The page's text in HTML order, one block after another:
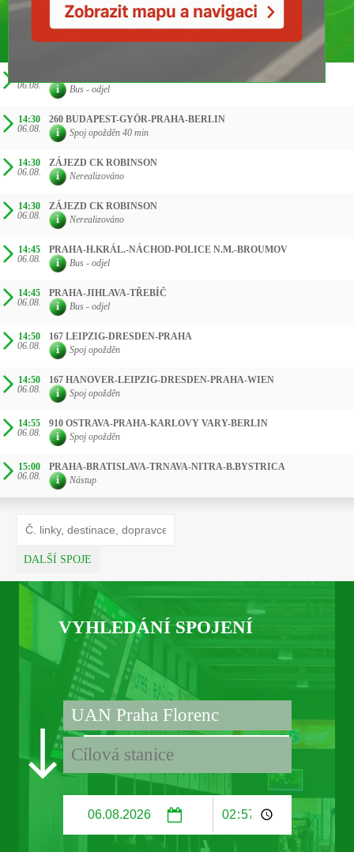
06.08.
Bus - odjel
14:30
06.08.
260 BUDAPEST-GYÖR-PRAHA-BERLIN
Spoj opožděn 40 min
14:30
06.08.
ZÁJEZD CK ROBINSON
Nerealizováno
14:30
06.08.
ZÁJEZD CK ROBINSON
Nerealizováno
14:45
06.08.
PRAHA-H.KRÁL.-NÁCHOD-POLICE N.M.-BROUMOV
Bus - odjel
14:45
06.08.
PRAHA-JIHLAVA-TŘEBÍČ
Bus - odjel
14:50
06.08.
167 LEIPZIG-DRESDEN-PRAHA
Spoj opožděn
14:50
06.08.
167 HANOVER-LEIPZIG-DRESDEN-PRAHA-WIEN
Spoj opožděn
14:55
06.08.
910 OSTRAVA-PRAHA-KARLOVY VARY-BERLIN
Spoj opožděn
15:00
06.08.
PRAHA-BRATISLAVA-TRNAVA-NITRA-B.BYSTRICA
Nástup
DALŠÍ SPOJE
VYHLEDÁNÍ SPOJENÍ